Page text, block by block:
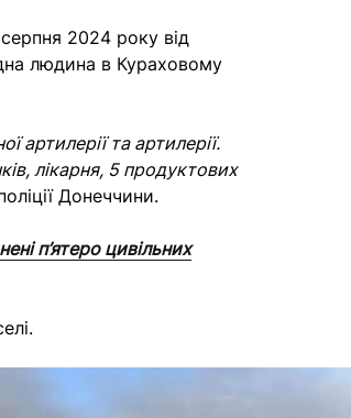
2024 року від
людина в Кураховому
артилерії та артилерії.
лікарня, 5 продуктових
Донеччини.
п’ятеро цивільних